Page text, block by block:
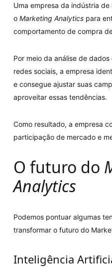
Uma empresa da indústria
o Marketing Analytics para
comportamento de compra
Por meio da análise de
redes sociais, a empresa
e consegue ajustar suas
aproveitar essas tendências.
Como resultado, a empresa
participação de mercado e
O futuro do
Analytics
Podemos pontuar algumas
transformar o futuro do
Inteligência